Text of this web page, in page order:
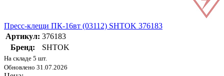
Пресс-клещи ПК-16вт (03112) SHTOK 376183
Артикул: 376183
Бренд:
SHTOK
На складе 5 шт.
Обновлено 31.07.2026